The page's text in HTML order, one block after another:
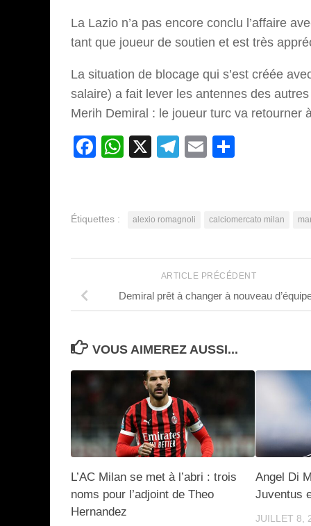
La Lazio n’a pas encore conclu l’affaire
tant que joueur de soutien et est très
La situation de blocage qui s’est créée
salaire) a fait lever les antennes des
Merih Demiral : le joueur turc va retourner
Facebook
WhatsApp
X Telegram
Email
Étiquettes : alexio romagnoli calciomercato milan
ARTICLE PRÉCÉDENT
Demiral prêt à changer à nouveau
VOUS AIMEREZ AUSSI...
L’AC Milan se met à l’abri : trois
noms pour l’adjoint de Theo
Hernandez
Angel Di
Juventus
JUILLET 8,